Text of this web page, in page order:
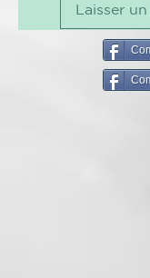
dientes cada tres
después de haber
Elige entre dureza:
Laisser un